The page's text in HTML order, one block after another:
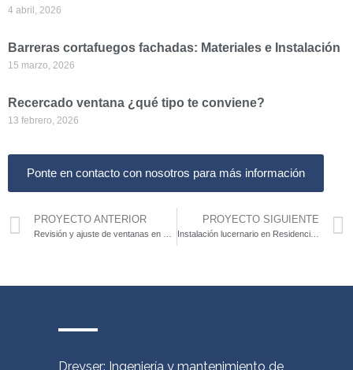
4 abril, 2026
Barreras cortafuegos fachadas: Materiales e Instalación
15 marzo, 2026
Recercado ventana ¿qué tipo te conviene?
13 febrero, 2026
Ponte en contacto con nosotros para más información
PROYECTO ANTERIOR PROYECTO SIGUIENTE
Instalación lucernario en Residencia El Casar de Talamanca
Dreyser: Ingeniería y mantenimiento de